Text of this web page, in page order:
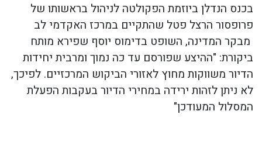
בכנס הנדלן ביוזמת הפקולטה לניהול בראשותו של
פרופסור הרצל פטל שהתקיים במרכז האקדמי לב
מבקר המדינה, השופט בדימוס יוסף שפירא מותח
ביקורת: "ההיצע שפורסם עד כה נמוך ומרבית יחידות
הדיור משווקות מחוץ לאזורי הביקוש המרכזיים. לפיכך,
לא ניתן לזהות ירידה במחירי הדיור בעקבות הפעלת
המסלול המעודכן"